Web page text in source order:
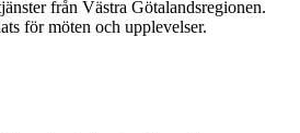
från Västra Götalandsregionen.
för möten och upplevelser.